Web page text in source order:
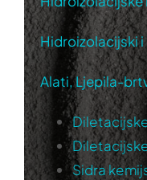
Hidroizolacijski
Alati, Ljepila-
Sidra